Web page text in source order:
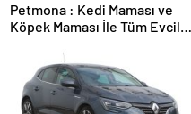
Petmona : Kedi Maması ve
Köpek Maması İle Tüm Evcil